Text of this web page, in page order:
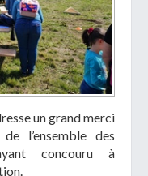
un grand merci
l’ensemble des
concouru à